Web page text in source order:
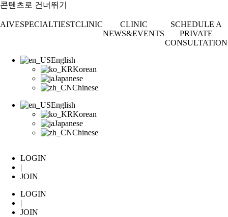
콘텐츠로 건너뛰기
AIVESPECIALTIESTCLINIC
CLINIC
NEWS&EVENTS
SCHEDULE A
PRIVATE
CONSULTATION
English
Korean
Japanese
Chinese
English
Korean
Japanese
Chinese
LOGIN
|
JOIN
LOGIN
|
JOIN